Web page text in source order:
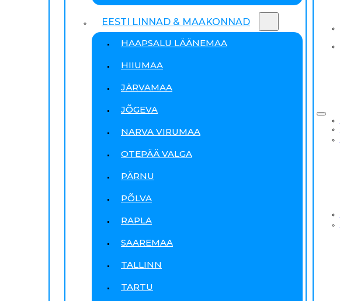
EESTI LINNAD & MAAKONNAD
HAAPSALU LÄÄNEMAA
HIIUMAA
JÄRVAMAA
JÕGEVA
NARVA VIRUMAA
OTEPÄÄ VALGA
PÄRNU
PÕLVA
RAPLA
SAAREMAA
TALLINN
TARTU